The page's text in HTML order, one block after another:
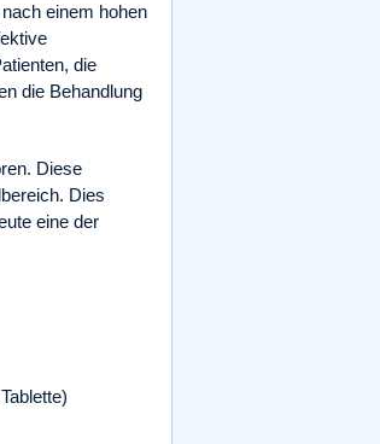
einem hohen
die
die Behandlung
Diese
Dies
eine der